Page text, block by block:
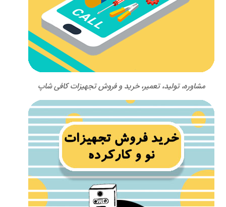
مشاوره، تولید، تعمیر، خرید و فروش تجهیزات کافی شاپ